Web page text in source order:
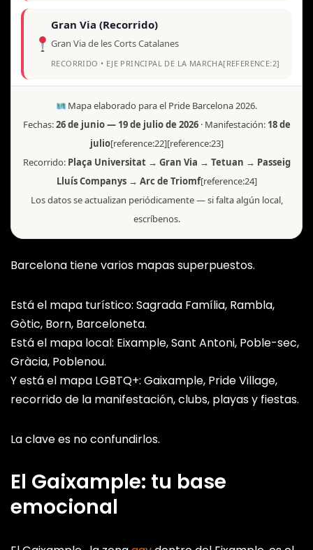
Gran Via (Recorrido)
Gran Via de les Corts Catalanes
RECORRIDO • EJE PRINCIPAL DE LA MARCHA[REFERENCE:2]
Passeig Lluís Companys
Passeig de Lluís Companys, 08018
RECORRIDO • TRAMO FINAL HACIA EL ARC DE
TRIOMF[REFERENCE:3]
Gaixample (Eixample)
Entre Balmes, Gran Via, Urgell y Aragó
BARRIO GAY • CORAZÓN DE LA NOCHE LGBTQ+
BARRIO • TEATRO, CABARET Y VIDA
NOCTURNA[REFERENCE:6]
Poble Sec
BARRIO • JUNTO AL PARAL·LEL • AMBIENTE ALTERNATIVO
El Born
Barrio del Born, Ciutat Vella
BARRIO • BARES Y CLUBS EN EL CASCO ANTIGUO
Mapa elaborado para el Pride Barcelona 2026.
Fechas:26 de junio — 19 de julio de 2026· Manifestación: 18 de
julio[reference:22][reference:23]
Recorrido: Plaça Universitat → Gran Via → Tetuan → Passeig
Lluís Companys → Arc de Triomf[reference:24]
Los datos se actualizan periódicamente — si falta algún local,
escríbenos.
Barcelona tiene varios mapas superpuestos.
Está el mapa turístico: Sagrada Família, Rambla,
Gòtic, Born, Barceloneta.
Está el mapa local: Eixample, Sant Antoni, Poble-sec,
Gràcia, Poblenou.
Y está el mapa LGBTQ+: Gaixample, Pride Village,
recorrido de la manifestación, clubs, playas y fiestas.
La clave es no confundirlos.
El Gaixample: tu base
emocional